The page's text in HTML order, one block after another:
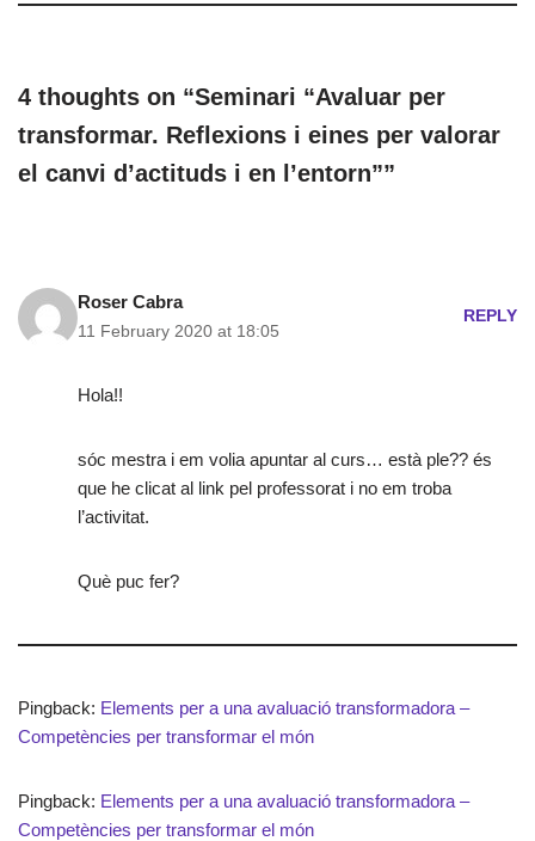
4 thoughts on “Seminari “Avaluar per
transformar. Reflexions i eines per valorar
el canvi d’actituds i en l’entorn””
Roser Cabra
11 February 2020 at 18:05
REPLY
Hola!!
sóc mestra i em volia apuntar al curs… està ple?? és
que he clicat al link pel professorat i no em troba
l’activitat.
Què puc fer?
Pingback: Elements per a una avaluació transformadora –
Competències per transformar el món
Pingback: Elements per a una avaluació transformadora –
Competències per transformar el món